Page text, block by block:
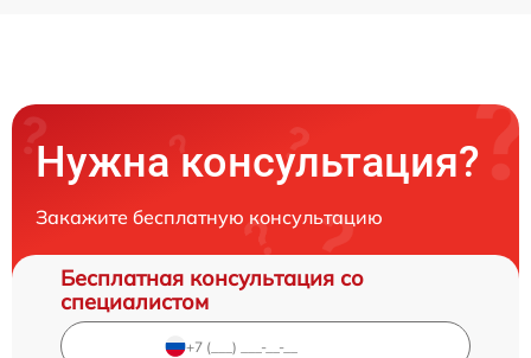
Нужна консультация?
Закажите бесплатную консультацию
Бесплатная консультация со
специалистом